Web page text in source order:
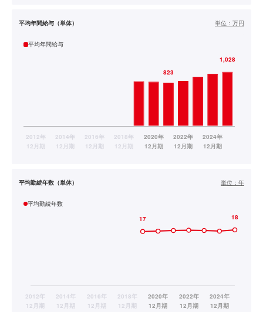
平均年間給与（単体） 単位： 万円
平均年間給与
平均勤続年数（単体） 単位： 年
平均勤続年数